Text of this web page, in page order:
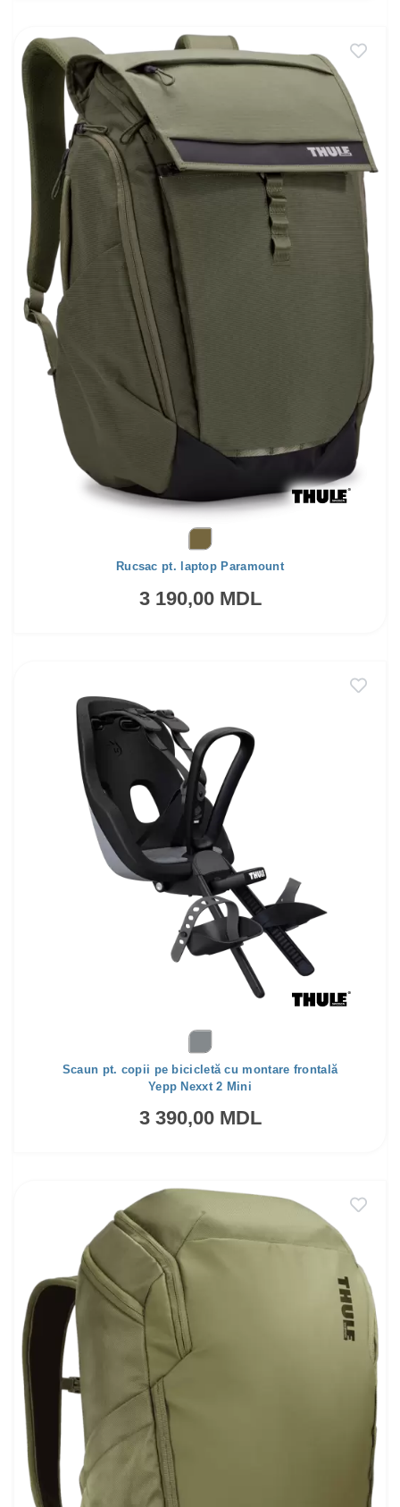
Rucsac pt. laptop Paramount
3 190,00 MDL
Scaun pt. copii pe bicicletă cu montare frontală
Yepp Nexxt 2 Mini
3 390,00 MDL